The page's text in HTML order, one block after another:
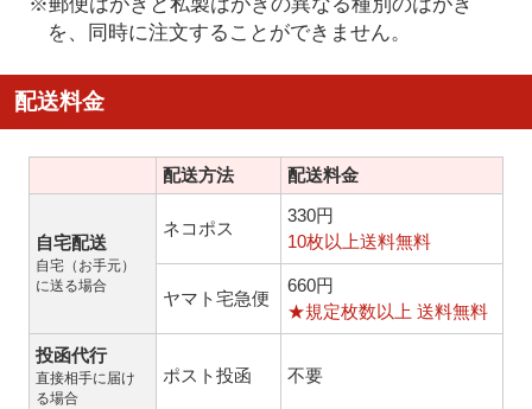
を、同時に注文することができません。
配送料金
配送方法 配送料金
自宅配送
自宅（お手元）
に送る場合
ネコポス
330円
10枚以上送料無料
ヤマト宅急便
660円
★規定枚数以上 送料無料
投函代行
直接相手に届け
る場合
ポスト投函 不要